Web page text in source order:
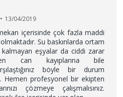
13/04/2019
içerisinde çok fazla maddi
Su baskınlarda ortam
eşyalar da ciddi zarar
can kayıplarına bile
böyle bir durum
Hemen profesyonel bir ekipten
çözmeye çalışmalısınız.